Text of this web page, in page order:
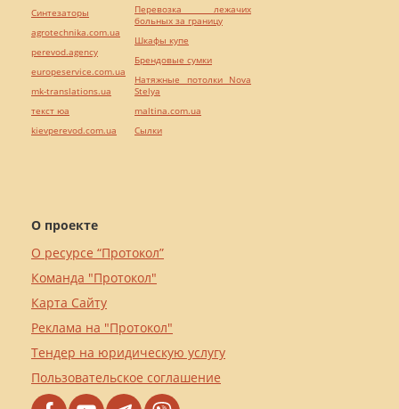
О проекте
О ресурсе “Протокол”
Команда "Протокол"
Карта Сайту
Реклама на "Протокол"
Тендер на юридическую услугу
Пользовательское соглашение
Синтезаторы
agrotechnika.com.ua
perevod.agency
europeservice.com.ua
mk-translations.ua
текст юа
kievperevod.com.ua
Перевозка лежачих
больных за границу
Шкафы купе
Брендовые сумки
Натяжные потолки Nova
Stelya
maltina.com.ua
Cылки